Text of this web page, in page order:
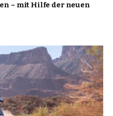
– mit Hilfe der neuen